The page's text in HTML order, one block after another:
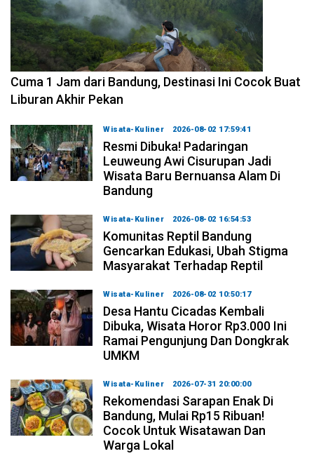
2026-08-07 15:00:00
Cuma 1 Jam dari Bandung, Destinasi Ini Cocok Buat
Liburan Akhir Pekan
Wisata-Kuliner 2026-08-02 17:59:41
Resmi Dibuka! Padaringan
Leuweung Awi Cisurupan Jadi
Wisata Baru Bernuansa Alam Di
Bandung
Wisata-Kuliner 2026-08-02 16:54:53
Komunitas Reptil Bandung
Gencarkan Edukasi, Ubah Stigma
Masyarakat Terhadap Reptil
Wisata-Kuliner 2026-08-02 10:50:17
Desa Hantu Cicadas Kembali
Dibuka, Wisata Horor Rp3.000 Ini
Ramai Pengunjung Dan Dongkrak
UMKM
Wisata-Kuliner 2026-07-31 20:00:00
Rekomendasi Sarapan Enak Di
Bandung, Mulai Rp15 Ribuan!
Cocok Untuk Wisatawan Dan
Warga Lokal